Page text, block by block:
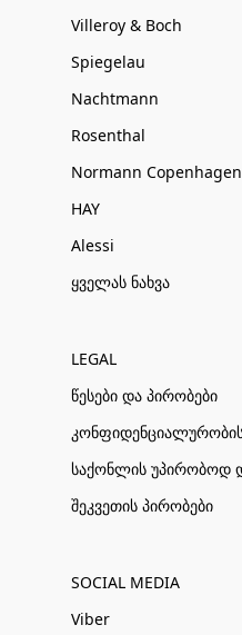
Villeroy & Boch
Spiegelau
Nachtmann
Rosenthal
Normann Copenhagen
HAY
Alessi
ყველას ნახვა
LEGAL
წესები და პირობები
შეკვეთის პირობები
SOCIAL MEDIA
Viber